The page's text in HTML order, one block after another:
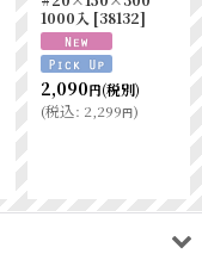
1000入 [38132]
2,090円(税別)
(税込: 2,299円)